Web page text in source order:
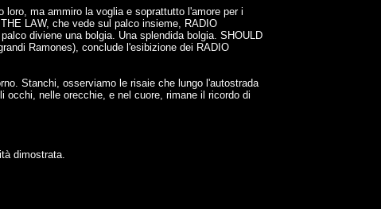
ma ammiro la voglia e soprattutto l'amore per i
LAW, che vede sul palco insieme, RADIO
diviene una bolgia. Una splendida bolgia. SHOULD
Ramones), conclude l'esibizione dei RADIO
Stanchi, osserviamo le risaie che lungo l'autostrada
occhi, nelle orecchie, e nel cuore, rimane il ricordo di
dimostrata.